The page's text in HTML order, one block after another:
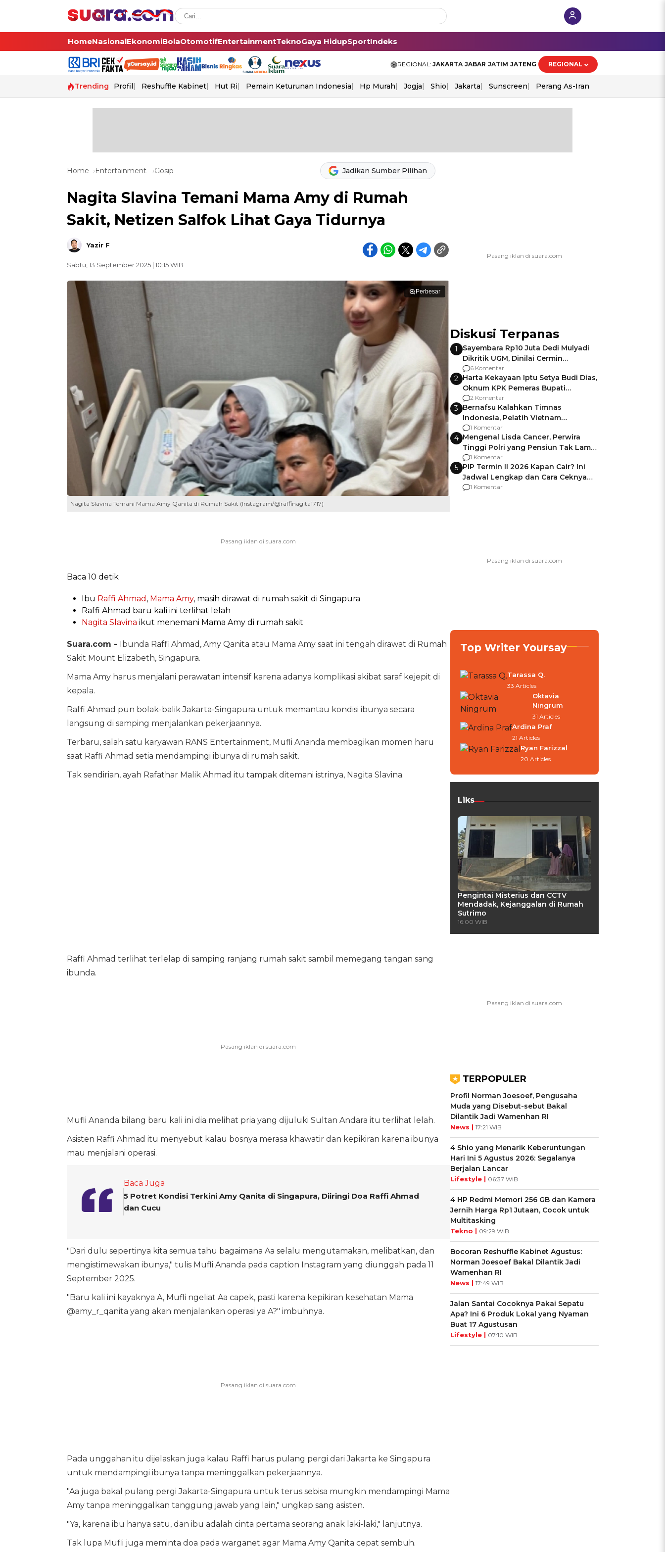
HomeNasionalEkonomiBolaOtomotifEntertainmentTeknoGaya HidupSportIndeks
REGIONAL: JAKARTA JABAR JATIM JATENG REGIONAL
Trending Profil Reshuffle Kabinet Hut Ri Pemain Keturunan Indonesia Hp Murah Jogja Shio Jakarta Sunscreen Perang As-Iran
Home Entertainment Gosip Jadikan Sumber Pilihan
Nagita Slavina Temani Mama Amy di Rumah
Sakit, Netizen Salfok Lihat Gaya Tidurnya
Yazir F
Sabtu, 13 September 2025 | 10:15 WIB
Perbesar
Nagita Slavina Temani Mama Amy Qanita di Rumah Sakit (Instagram/@raffinagita1717)
Baca 10 detik
Ibu Raffi Ahmad , Mama Amy, masih dirawat di rumah sakit di Singapura
Raffi Ahmad baru kali ini terlihat lelah
Nagita Slavina ikut menemani Mama Amy di rumah sakit
Suara.com - Ibunda Raffi Ahmad, Amy Qanita atau Mama Amy saat ini tengah dirawat di Rumah
Sakit Mount Elizabeth, Singapura.
Mama Amy harus menjalani perawatan intensif karena adanya komplikasi akibat saraf kejepit di
kepala.
Raffi Ahmad pun bolak-balik Jakarta-Singapura untuk memantau kondisi ibunya secara
langsung di samping menjalankan pekerjaannya.
Terbaru, salah satu karyawan RANS Entertainment, Mufli Ananda membagikan momen haru
saat Raffi Ahmad setia mendampingi ibunya di rumah sakit.
Tak sendirian, ayah Rafathar Malik Ahmad itu tampak ditemani istrinya, Nagita Slavina.
Raffi Ahmad terlihat terlelap di samping ranjang rumah sakit sambil memegang tangan sang
ibunda.
Mufli Ananda bilang baru kali ini dia melihat pria yang dijuluki Sultan Andara itu terlihat lelah.
Asisten Raffi Ahmad itu menyebut kalau bosnya merasa khawatir dan kepikiran karena ibunya
mau menjalani operasi.
Baca Juga
5 Potret Kondisi Terkini Amy Qanita di Singapura, Diiringi Doa Raffi Ahmad
dan Cucu
"Dari dulu sepertinya kita semua tahu bagaimana Aa selalu mengutamakan, melibatkan, dan
mengistimewakan ibunya," tulis Mufli Ananda pada caption Instagram yang diunggah pada 11
September 2025.
"Baru kali ini kayaknya A, Mufli ngeliat Aa capek, pasti karena kepikiran kesehatan Mama
@amy_r_qanita yang akan menjalankan operasi ya A?" imbuhnya.
Pada unggahan itu dijelaskan juga kalau Raffi harus pulang pergi dari Jakarta ke Singapura
untuk mendampingi ibunya tanpa meninggalkan pekerjaannya.
"Aa juga bakal pulang pergi Jakarta-Singapura untuk terus sebisa mungkin mendampingi Mama
Amy tanpa meninggalkan tanggung jawab yang lain," ungkap sang asisten.
"Ya, karena ibu hanya satu, dan ibu adalah cinta pertama seorang anak laki-laki," lanjutnya.
Tak lupa Mufli juga meminta doa pada warganet agar Mama Amy Qanita cepat sembuh.
Diskusi Terpanas
1
Sayembara Rp10 Juta Dedi Mulyadi
Dikritik UGM, Dinilai Cermin
Gagalnya Negara Jamin Keamanan
6 Komentar
2 Harta Kekayaan Iptu Setya Budi Dias,
Oknum KPK Pemeras Bupati
Pemalang
2 Komentar
3 Bernafsu Kalahkan Timnas
Indonesia, Pelatih Vietnam
Berencana Pakai Jimat di Pakansari
1 Komentar
4 Mengenal Lisda Cancer, Perwira
Tinggi Polri yang Pensiun Tak Lama
Usai Jadi Brigjen
1 Komentar
5 PIP Termin II 2026 Kapan Cair? Ini
Jadwal Lengkap dan Cara Ceknya
agar Dana Tidak Hangus!
1 Komentar
Top Writer Yoursay
Tarassa Q.
33 Articles
Oktavia
Ningrum
31 Articles
Ardina Praf
21 Articles
Ryan Farizzal
20 Articles
Liks
Pengintai Misterius dan CCTV
Mendadak, Kejanggalan di Rumah
Sutrimo
16:00 WIB
TERPOPULER
Profil Norman Joesoef, Pengusaha
Muda yang Disebut-sebut Bakal
Dilantik Jadi Wamenhan RI
News | 17:21 WIB
4 Shio yang Menarik Keberuntungan
Hari Ini 5 Agustus 2026: Segalanya
Berjalan Lancar
Lifestyle | 06:37 WIB
4 HP Redmi Memori 256 GB dan Kamera
Jernih Harga Rp1 Jutaan, Cocok untuk
Multitasking
Tekno | 09:29 WIB
Bocoran Reshuffle Kabinet Agustus:
Norman Joesoef Bakal Dilantik Jadi
Wamenhan RI
News | 17:49 WIB
Jalan Santai Cocoknya Pakai Sepatu
Apa? Ini 6 Produk Lokal yang Nyaman
Buat 17 Agustusan
Lifestyle | 07:10 WIB